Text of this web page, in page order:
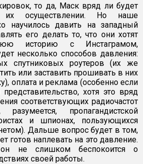
то да, Маск вряд ли будет
их осуществлении. Но наше
научилось давить на западный
его делать то, что они хотят
историю с Инстаграмом,
несколько способов давления:
спутниковых роутеров (их же
или заставить прошивать в них
оплата и реклама (особенно если
хотя это вряд
соответствующих радиочастот
пропагандистской
и шпионах, пользующихся
Дальше вопрос будет в том,
готов наплевать на это давление.
не слишком беспокоится о
своей работы.